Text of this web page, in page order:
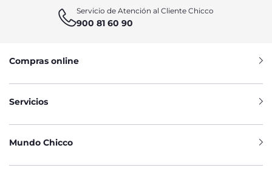
Servicio de Atención al Cliente Chicco
900 81 60 90
Compras online
Servicios
Mundo Chicco